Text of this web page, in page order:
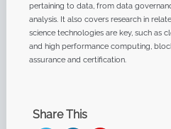
pertaining to data, from data
analysis. It also covers research in
science technologies are key, such as
and high performance computing,
assurance and certification.
Share This